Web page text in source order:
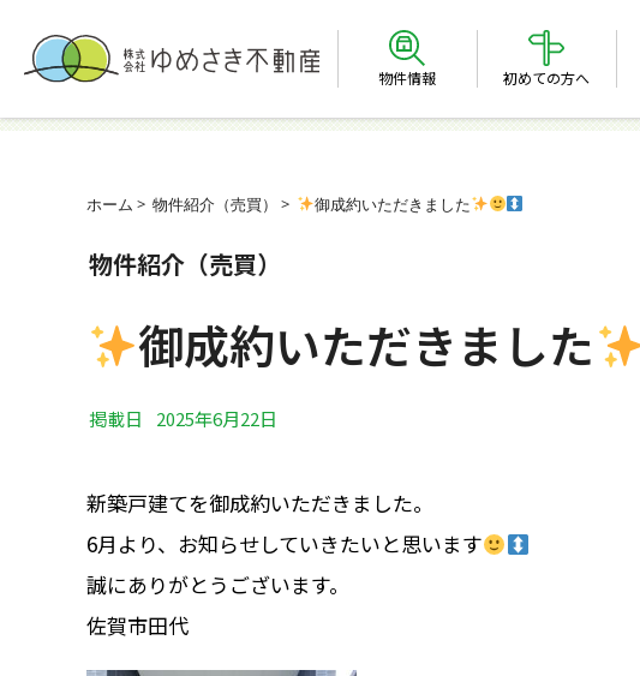
物件情報 初めての方へ
ホーム 物件紹介（売買） 御成約いただきました
物件紹介（売買）
御成約いただきました
掲載日 2025年6月22日
新築戸建てを御成約いただきました。
6月より、お知らせしていきたいと思います
誠にありがとうございます。
佐賀市田代